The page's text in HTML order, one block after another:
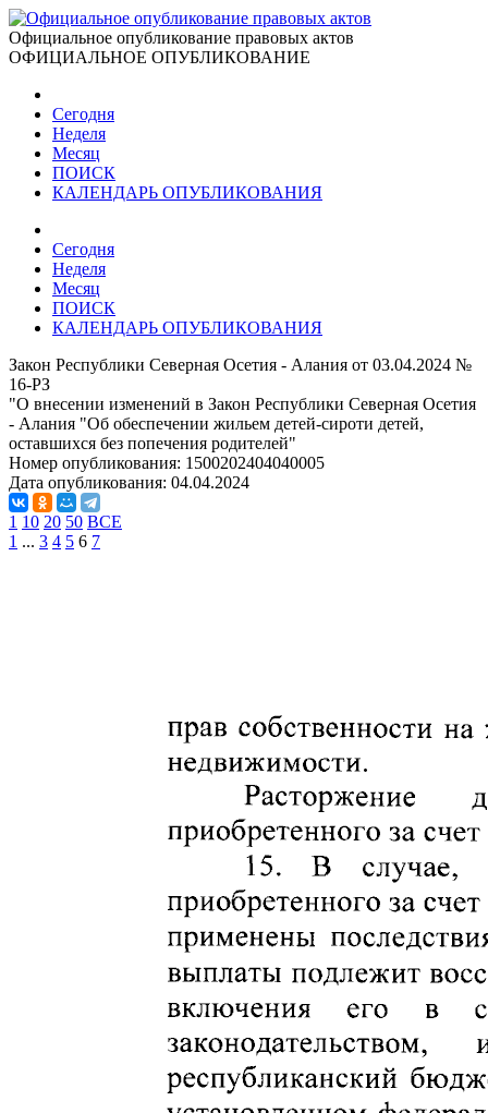
Официальное опубликование правовых актов
ОФИЦИАЛЬНОЕ ОПУБЛИКОВАНИЕ
Сегодня
Неделя
Месяц
ПОИСК
КАЛЕНДАРЬ ОПУБЛИКОВАНИЯ
Сегодня
Неделя
Месяц
ПОИСК
КАЛЕНДАРЬ ОПУБЛИКОВАНИЯ
Закон Республики Северная Осетия - Алания от 03.04.2024 №
16-РЗ
"О внесении изменений в Закон Республики Северная Осетия
- Алания "Об обеспечении жильем детей-сироти детей,
оставшихся без попечения родителей"
Номер опубликования: 1500202404040005
Дата опубликования: 04.04.2024
1 10 20 50 ВСЕ
1 ... 3 4 5 6 7